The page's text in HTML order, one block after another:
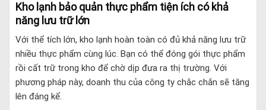
Kho lạnh bảo quản thực phẩm tiện ích có khả
năng lưu trữ lớn
Với thể tích lớn, kho lạnh hoàn toàn có đủ khả năng lưu trữ
nhiều thực phẩm cùng lúc. Bạn có thể đóng gói thực phẩm
rồi cất trữ trong kho để chờ dịp đưa ra thị trường. Với
phương pháp này, doanh thu của công ty chắc chắn sẽ tăng
lên đáng kể.